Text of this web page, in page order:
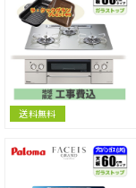
送料無料